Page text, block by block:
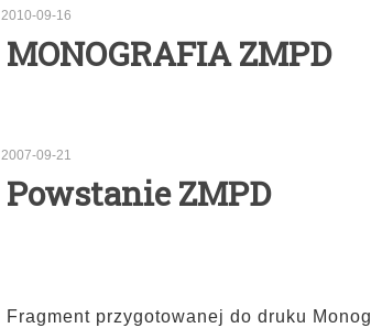
2010-09-16
MONOGRAFIA ZMPD
2007-09-21
Powstanie ZMPD
Fragment przygotowanej do druku